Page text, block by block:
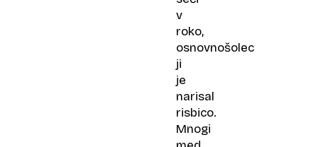
v
roko,
osnovnošolec
ji
je
narisal
risbico.
Mnogi